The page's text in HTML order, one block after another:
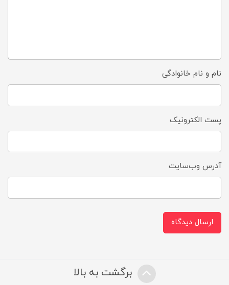
نام و نام خانوادگی
پست الکترونیک
آدرس وب‌سایت
ارسال دیدگاه
برگشت به بالا